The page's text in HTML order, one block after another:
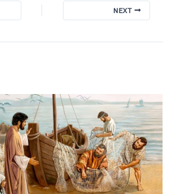
NEXT